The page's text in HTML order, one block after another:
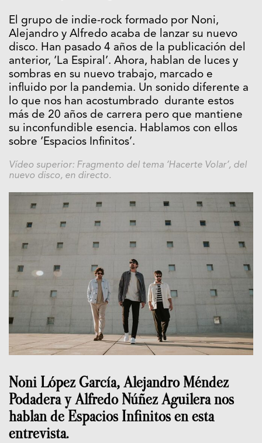
El grupo de indie-rock formado por Noni,
Alejandro y Alfredo acaba de lanzar su nuevo
disco. Han pasado 4 años de la publicación del
anterior, ‘La Espiral’. Ahora, hablan de luces y
sombras en su nuevo trabajo, marcado e
influido por la pandemia. Un sonido diferente a
lo que nos han acostumbrado durante estos
más de 20 años de carrera pero que mantiene
su inconfundible esencia. Hablamos con ellos
sobre ‘Espacios Infinitos’.
Vídeo superior: Fragmento del tema ‘Hacerte Volar’, del
nuevo disco, en directo.
Noni López García, Alejandro Méndez
Podadera y Alfredo Núñez Aguilera nos
hablan de Espacios Infinitos en esta
entrevista.